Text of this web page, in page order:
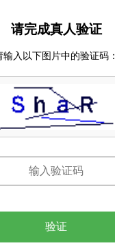
请完成真人验证
输入以下图片中的验证码：
验证